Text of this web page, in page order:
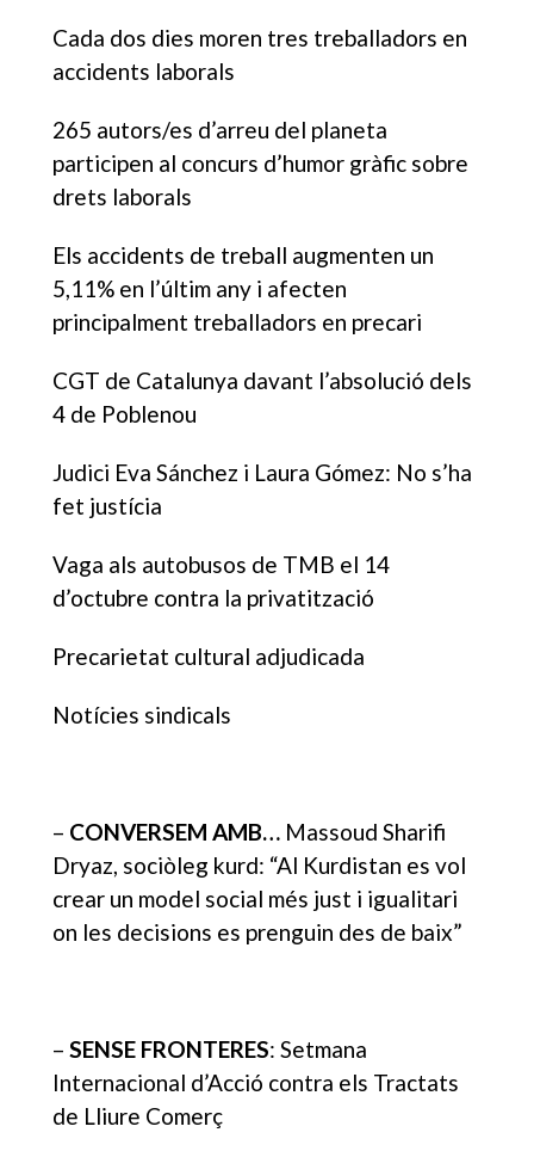
Cada dos dies moren tres treballadors en
accidents laborals
265 autors/es d’arreu del planeta
participen al concurs d’humor gràfic sobre
drets laborals
Els accidents de treball augmenten un
5,11% en l’últim any i afecten
principalment treballadors en precari
CGT de Catalunya davant l’absolució dels
4 de Poblenou
Judici Eva Sánchez i Laura Gómez: No s’ha
fet justícia
Vaga als autobusos de TMB el 14
d’octubre contra la privatització
Precarietat cultural adjudicada
Notícies sindicals
– CONVERSEM AMB… Massoud Sharifi
Dryaz, sociòleg kurd: “Al Kurdistan es vol
crear un model social més just i igualitari
on les decisions es prenguin des de baix”
–SENSE FRONTERES: Setmana
Internacional d’Acció contra els Tractats
de Lliure Comerç